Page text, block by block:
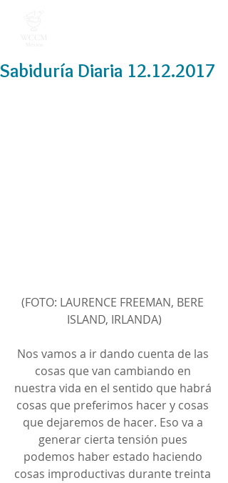
Sabiduría Diaria 12.12.2017
(FOTO: LAURENCE FREEMAN, BERE
ISLAND, IRLANDA)
Nos vamos a ir dando cuenta de las
cosas que van cambiando en
nuestra vida en el sentido que habrá
cosas que preferimos hacer y cosas
que dejaremos de hacer. Eso va a
generar cierta tensión pues
podemos haber estado haciendo
cosas improductivas durante treinta